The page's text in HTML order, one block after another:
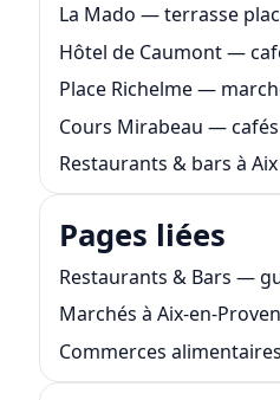
La Mado — terrasse
Hôtel de Caumont —
Place Richelme —
Cours Mirabeau —
Restaurants & bars à Aix
Pages liées
Restaurants & Bars —
Marchés à Aix-en-
Commerces alimentaires